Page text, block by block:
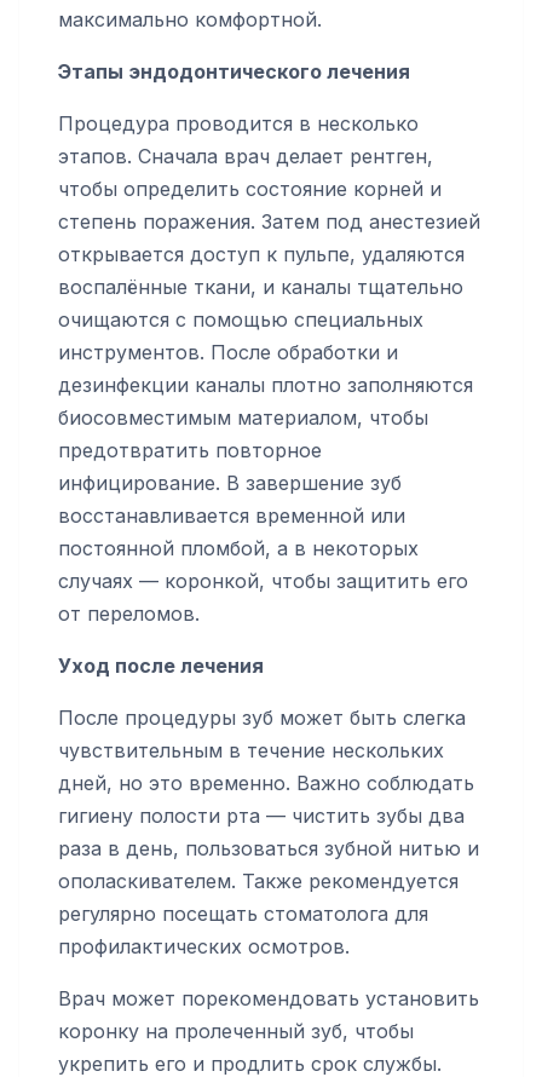
максимально комфортной.
Этапы эндодонтического лечения
Процедура проводится в несколько
этапов. Сначала врач делает рентген,
чтобы определить состояние корней и
степень поражения. Затем под анестезией
открывается доступ к пульпе, удаляются
воспалённые ткани, и каналы тщательно
очищаются с помощью специальных
инструментов. После обработки и
дезинфекции каналы плотно заполняются
биосовместимым материалом, чтобы
предотвратить повторное
инфицирование. В завершение зуб
восстанавливается временной или
постоянной пломбой, а в некоторых
случаях — коронкой, чтобы защитить его
от переломов.
Уход после лечения
После процедуры зуб может быть слегка
чувствительным в течение нескольких
дней, но это временно. Важно соблюдать
гигиену полости рта — чистить зубы два
раза в день, пользоваться зубной нитью и
ополаскивателем. Также рекомендуется
регулярно посещать стоматолога для
профилактических осмотров.
Врач может порекомендовать установить
коронку на пролеченный зуб, чтобы
укрепить его и продлить срок службы.